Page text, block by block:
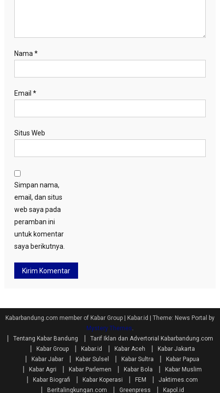
Nama*
Email *
Situs Web
Simpan nama,
email, dan situs
web saya pada
peramban ini
untuk komentar
saya berikutnya.
Kabarbandung.com member of Kabar Group | Kabar.id
Theme: News Portal by
Mystery Themes.
Tentang Kabar Bandung
Tarif Iklan dan Advertorial Kabarbandung.com
Kabar Group
Kabar.id Kabar Aceh
Kabar Jakarta
Kabar Jabar
Kabar Sulsel Kabar Sultra
Kabar Papua
Kabar Agri
Kabar Parlemen Kabar Bola
Kabar Muslim
Kabar Biografi
Kabar Koperasi FEM
Jaktimes.com
Beritalingkungan.com
Greenpress Kapol.id